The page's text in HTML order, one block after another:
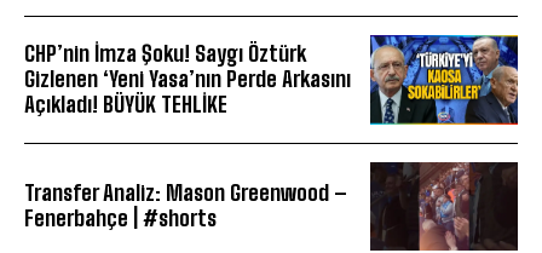
CHP’nin İmza Şoku! Saygı Öztürk
Gizlenen ‘Yeni Yasa’nın Perde Arkasını
Açıkladı! BÜYÜK TEHLİKE
Transfer Analiz: Mason Greenwood –
Fenerbahçe | #shorts